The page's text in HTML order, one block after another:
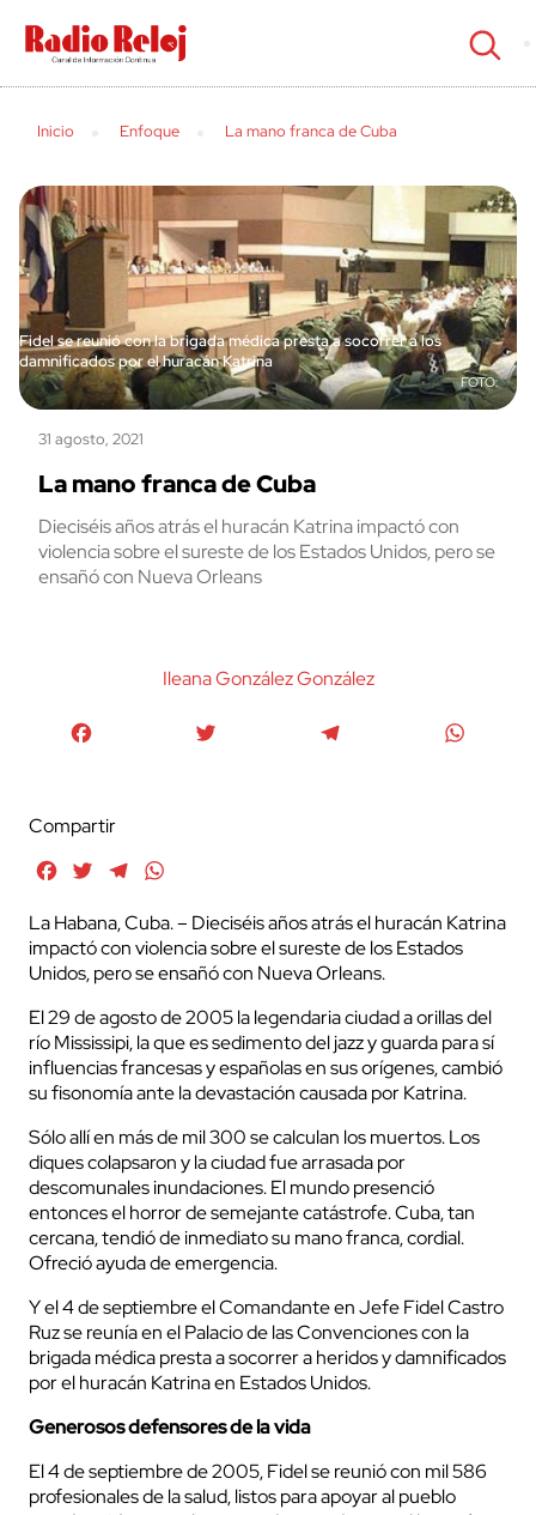
cerrar
Inicio Enfoque La mano franca de Cuba
Fidel se reunió con la brigada médica presta a socorrer a los
damnificados por el huracán Katrina
31 agosto, 2021
La mano franca de Cuba
Dieciséis años atrás el huracán Katrina impactó con
violencia sobre el sureste de los Estados Unidos, pero se
ensañó con Nueva Orleans
Ileana González González
Compartir
FacebookTwitterTelegram
La Habana, Cuba. – Dieciséis años atrás el huracán Katrina
impactó con violencia sobre el sureste de los Estados
Unidos, pero se ensañó con Nueva Orleans.
El 29 de agosto de 2005 la legendaria ciudad a orillas del
río Mississipi, la que es sedimento del jazz y guarda para sí
influencias francesas y españolas en sus orígenes, cambió
su fisonomía ante la devastación causada por Katrina.
Sólo allí en más de mil 300 se calculan los muertos. Los
diques colapsaron y la ciudad fue arrasada por
descomunales inundaciones. El mundo presenció
entonces el horror de semejante catástrofe. Cuba, tan
cercana, tendió de inmediato su mano franca, cordial.
Ofreció ayuda de emergencia.
Y el 4 de septiembre el Comandante en Jefe Fidel Castro
Ruz se reunía en el Palacio de las Convenciones con la
brigada médica presta a socorrer a heridos y damnificados
por el huracán Katrina en Estados Unidos.
Generosos defensores de la vida
El 4 de septiembre de 2005, Fidel se reunió con mil 586
profesionales de la salud, listos para apoyar al pueblo